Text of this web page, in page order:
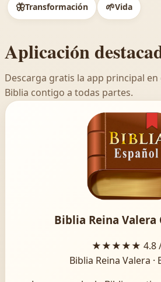
🦋Transformación 🌱Vida
Aplicación
Descarga gratis la app principal en
Biblia contigo a todas partes.
Biblia Reina Valera
★★★★★ 4.8
Biblia Reina Valera ·